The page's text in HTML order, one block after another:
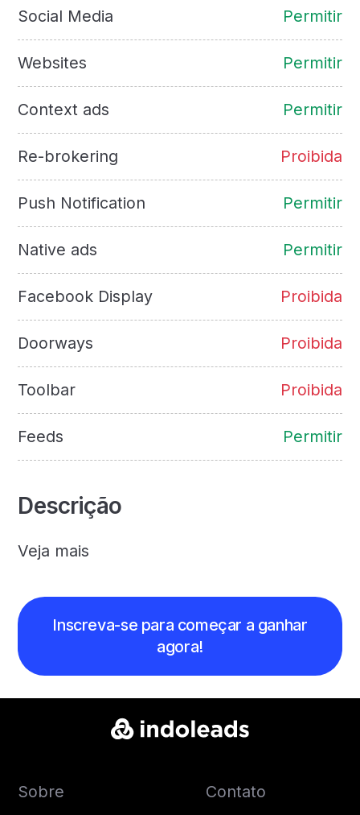
Social Media Permitir
Websites Permitir
Context ads Permitir
Re-brokering Proibida
Push Notification Permitir
Native ads Permitir
Facebook Display Proibida
Doorways Proibida
Toolbar Proibida
Feeds Permitir
Descrição
Veja mais
Inscreva-se para começar a ganhar
agora!
Sobre Contato